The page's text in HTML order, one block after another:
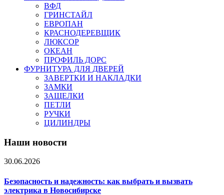
ВФД
ГРИНСТАЙЛ
ЕВРОПАН
КРАСНОДЕРЕВЩИК
ЛЮКСОР
ОКЕАН
ПРОФИЛЬ ДОРС
ФУРНИТУРА ДЛЯ ДВЕРЕЙ
ЗАВЕРТКИ И НАКЛАДКИ
ЗАМКИ
ЗАЩЕЛКИ
ПЕТЛИ
РУЧКИ
ЦИЛИНДРЫ
Наши новости
30.06.2026
Безопасность и надежность: как выбрать и вызвать
электрика в Новосибирске